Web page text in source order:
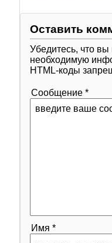
Оставить
Убедитесь, что вы
необходимую
HTML-коды
Сообщение *
Имя *